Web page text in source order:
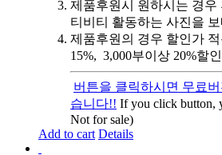
제품후원시 원하시는 경
티비티 활동하는 사진을
제품후원의 경우 할인가
15%, 3,000부이상 20%할
버튼을 클릭하시면 무료
습니다!! If you click button,
Not for sale)
Add to cart Details